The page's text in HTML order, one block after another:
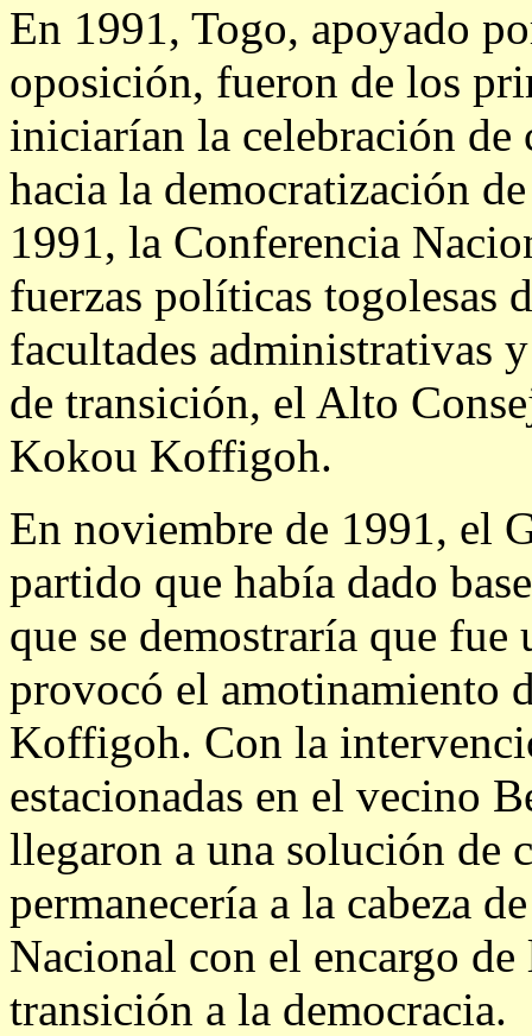
En 1991, Togo, apoyado
oposición, fueron de los
iniciarían la celebración de
hacia la democratización
1991, la Conferencia
fuerzas políticas togolesas
facultades administrativas
de transición, el Alto
Kokou Koffigoh.
En noviembre de 1991, el
partido que había dado
que se demostraría que
provocó el amotinamiento
Koffigoh. Con la
estacionadas en el vecino
llegaron a una solución
permanecería a la cabeza
Nacional con el encargo
transición a la democracia.